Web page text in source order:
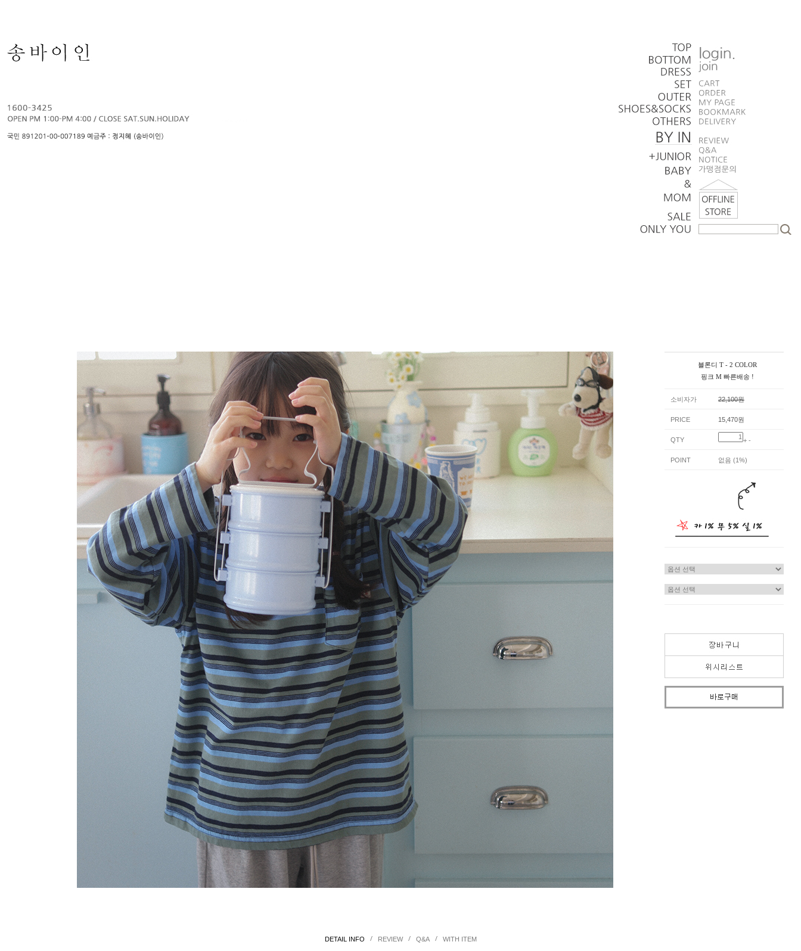
블론디 T - 2 COLOR
핑크 M 빠른배송 !
소비자가 22,100원
PRICE 15,470원
QTY + -
POINT 없음 (1%)
DETAIL INFO / REVIEW/ Q&A/ WITH ITEM